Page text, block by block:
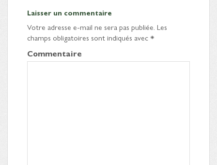
Laisser un commentaire
Votre adresse e-mail ne sera pas publiée. Les
champs obligatoires sont indiqués avec*
Commentaire